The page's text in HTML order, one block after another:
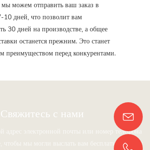
мы можем отправить ваш заказ в
10 дней, что позволит вам
30 дней на производстве, а общее
останется прежним. Это станет
преимуществом перед конкурентами.
Свяжитесь с нами
адрес электронной почты или номер телефона
чтобы мы могли выслать вам бесплатную смету